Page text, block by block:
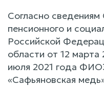
Согласно
пенсионного и
Российской
области от 12
июля 2021 года
«Сафьяновская